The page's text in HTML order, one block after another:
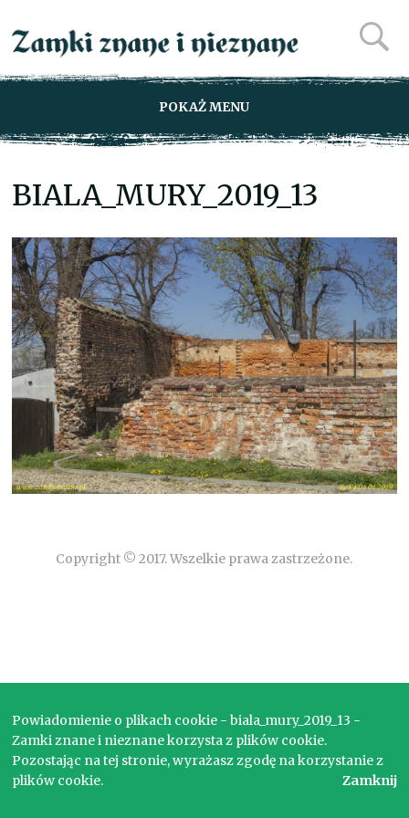
POKAŻ MENU
BIALA_MURY_2019_13
Copyright © 2017. Wszelkie prawa zastrzeżone.
Powiadomienie o plikach cookie - biala_mury_2019_13 -
Zamki znane i nieznane korzysta z plików cookie.
Pozostając na tej stronie, wyrażasz zgodę na korzystanie z
plików cookie.
Zamknij